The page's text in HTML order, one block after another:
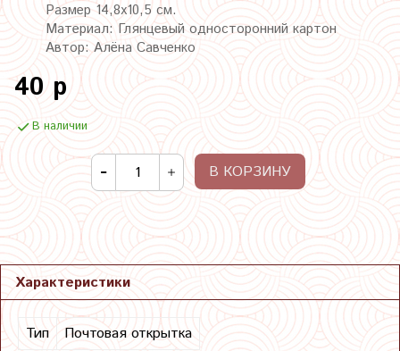
Размер 14,8х10,5 см.
Материал: Глянцевый односторонний картон
Автор: Алёна Савченко
40 р
В наличии
В КОРЗИНУ
Характеристики
Тип Почтовая открытка